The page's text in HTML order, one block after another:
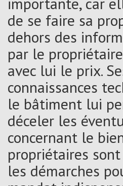
de se faire sa
dehors des
par le
avec lui le prix.
connaissances
le bâtiment lui
déceler les
concernant le
propriétaires
les démarches